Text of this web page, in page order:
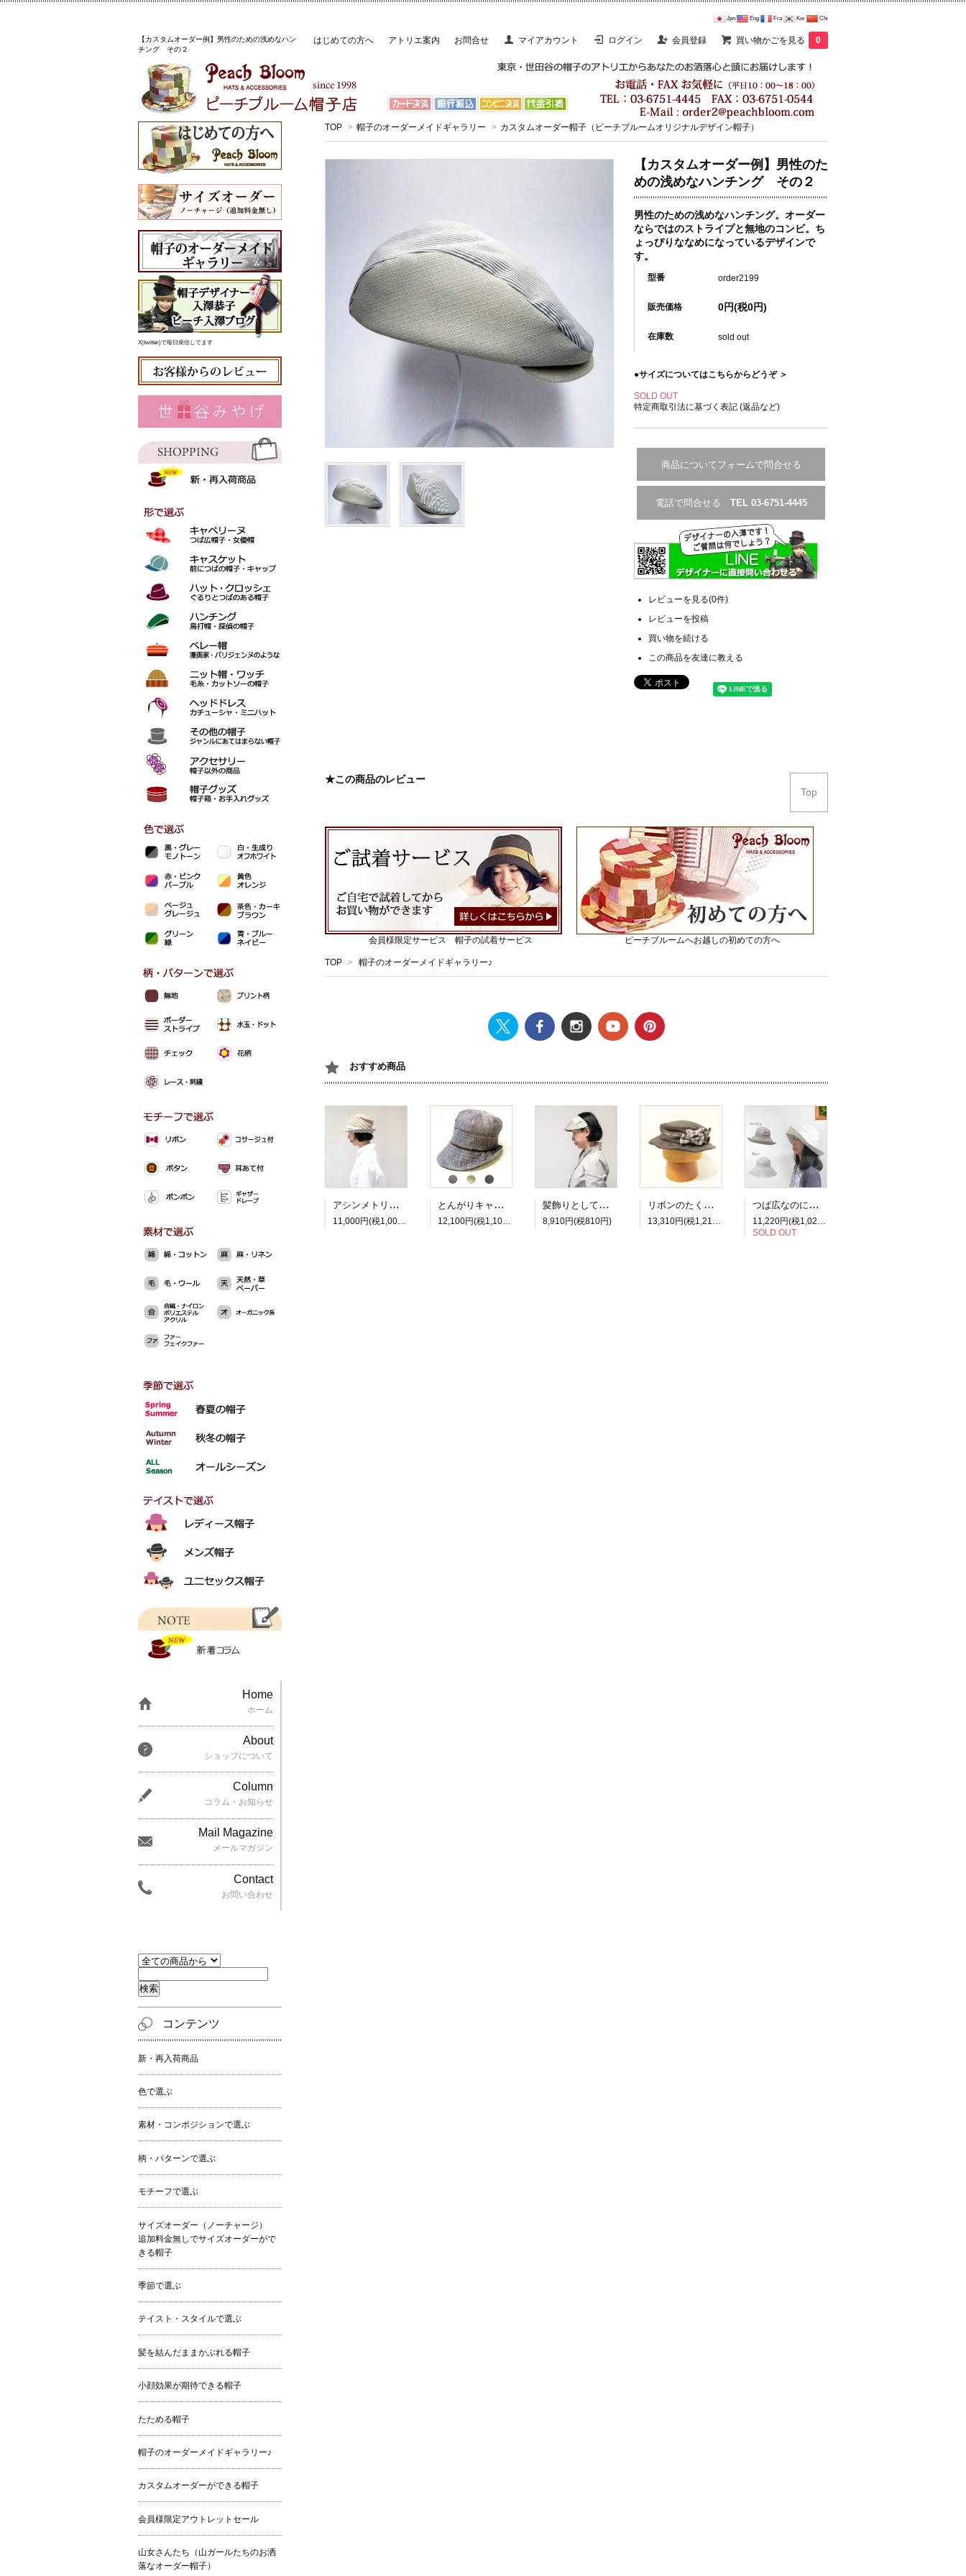
Jpn Eng Fra Kor Chi
はじめての方へ アトリエ案内 お問合せ マイアカウント ログイン 会員登録 買い物かごを見る 0
【カスタムオーダー例】男性のための浅めなハン
チング その２
TOP > 帽子のオーダーメイドギャラリー > カスタムオーダー帽子（ピーチブルームオリジナルデザイン帽子）
【カスタムオーダー例】男性のた
めの浅めなハンチング その２
男性のための浅めなハンチング。オーダー
ならではのストライプと無地のコンビ。ち
ょっぴりななめになっているデザインで
す。
型番 order2199
販売価格 0円(税0円)
在庫数 sold out
●サイズについてはこちらからどうぞ ＞
SOLD OUT
特定商取引法に基づく表記 (返品など)
商品についてフォームで問合せる
電話で問合せる TEL 03-6751-4445
レビューを見る(0件)
レビューを投稿
買い物を続ける
この商品を友達に教える
Top
★この商品のレビュー
会員様限定サービス 帽子の試着サービス ピーチブルームへお越しの初めての方へ
TOP > 帽子のオーダーメイドギャラリー♪
おすすめ商品
アシンメトリーなシルエットのポークパイ風バケットハット PL1275-YW
11,000円(税1,000円)
とんがりキャスケット。ステッチのきいたナチュラルなデザイン。レディース 帽子 通販 ナチュラル サイズ調整OK 麻素材【PL1478】
12,100円(税1,100円)
髪飾りとしても使えるカチューシャとバイザーが一体になったリボンサンバイザー（春夏の帽子 フリーサイズ PL1272-モカ）
8,910円(税810円)
リボンのたくさん付いたヘッドドレス。リボンカンカン帽。レディース帽子 【PL1279-Brown】
13,310円(税1,210円)
つば広なのにカジュアルにかぶりこなせるラフなデザインのキャペリーヌ
11,220円(税1,020円)
SOLD OUT
X(twitter)で毎日発信してます
Home
ホーム
About
ショップについて
Column
コラム・お知らせ
Mail Magazine
メールマガジン
Contact
お問い合わせ
コンテンツ
新・再入荷商品
色で選ぶ
素材・コンポジションで選ぶ
柄・パターンで選ぶ
モチーフで選ぶ
サイズオーダー（ノーチャージ）
追加料金無しでサイズオーダーがで
きる帽子
季節で選ぶ
テイスト・スタイルで選ぶ
髪を結んだままかぶれる帽子
小顔効果が期待できる帽子
たためる帽子
帽子のオーダーメイドギャラリー♪
カスタムオーダーができる帽子
会員様限定アウトレットセール
山女さんたち（山ガールたちのお洒
落なオーダー帽子）